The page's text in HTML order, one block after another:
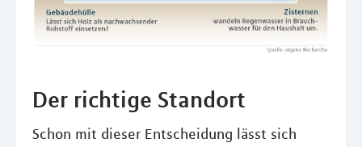
Der richtige Standort
Schon mit dieser Entscheidung lässt sich